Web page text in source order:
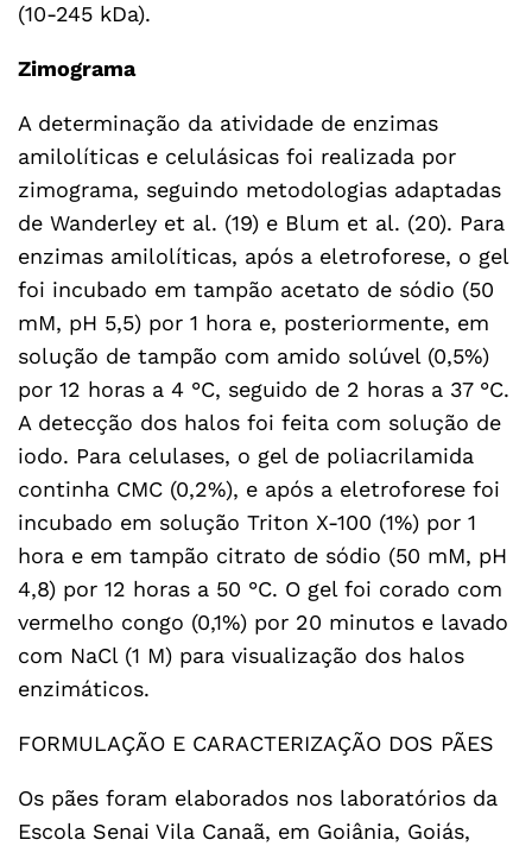
(10-245 kDa).
Zimograma
A determinação da atividade de enzimas
amilolíticas e celulásicas foi realizada por
zimograma, seguindo metodologias adaptadas
de Wanderley et al. (19) e Blum et al. (20). Para
enzimas amilolíticas, após a eletroforese, o gel
foi incubado em tampão acetato de sódio (50
mM, pH 5,5) por 1 hora e, posteriormente, em
solução de tampão com amido solúvel (0,5%)
por 12 horas a 4 °C, seguido de 2 horas a 37 °C.
A detecção dos halos foi feita com solução de
iodo. Para celulases, o gel de poliacrilamida
continha CMC (0,2%), e após a eletroforese foi
incubado em solução Triton X-100 (1%) por 1
hora e em tampão citrato de sódio (50 mM, pH
4,8) por 12 horas a 50 °C. O gel foi corado com
vermelho congo (0,1%) por 20 minutos e lavado
com NaCl (1 M) para visualização dos halos
enzimáticos.
FORMULAÇÃO E CARACTERIZAÇÃO DOS PÃES
Os pães foram elaborados nos laboratórios da
Escola Senai Vila Canaã, em Goiânia, Goiás,